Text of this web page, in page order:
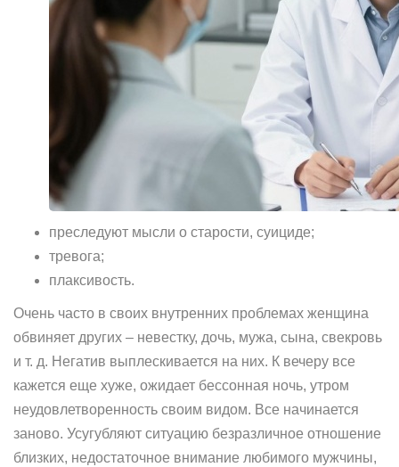
преследуют мысли о старости, суициде;
тревога;
плаксивость.
Очень часто в своих внутренних проблемах женщина
обвиняет других – невестку, дочь, мужа, сына, свекровь
и т. д. Негатив выплескивается на них. К вечеру все
кажется еще хуже, ожидает бессонная ночь, утром
неудовлетворенность своим видом. Все начинается
заново. Усугубляют ситуацию безразличное отношение
близких, недостаточное внимание любимого мужчины,